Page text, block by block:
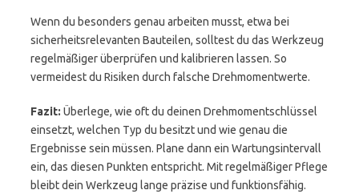
Wenn du besonders genau arbeiten musst, etwa bei
sicherheitsrelevanten Bauteilen, solltest du das Werkzeug
regelmäßiger überprüfen und kalibrieren lassen. So
vermeidest du Risiken durch falsche Drehmomentwerte.
Fazit: Überlege, wie oft du deinen Drehmomentschlüssel
einsetzt, welchen Typ du besitzt und wie genau die
Ergebnisse sein müssen. Plane dann ein Wartungsintervall
ein, das diesen Punkten entspricht. Mit regelmäßiger Pflege
bleibt dein Werkzeug lange präzise und funktionsfähig.